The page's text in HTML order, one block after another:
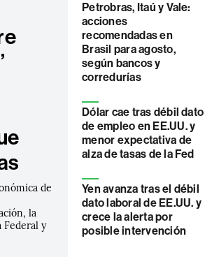
de
la
Federal y
Petrobras, Itaú y Vale:
acciones
recomendadas en
Brasil para agosto,
según bancos y
corredurías
Dólar cae tras débil dato
de empleo en EE.UU. y
menor expectativa de
alza de tasas de la Fed
Yen avanza tras el débil
dato laboral de EE.UU. y
crece la alerta por
posible intervención